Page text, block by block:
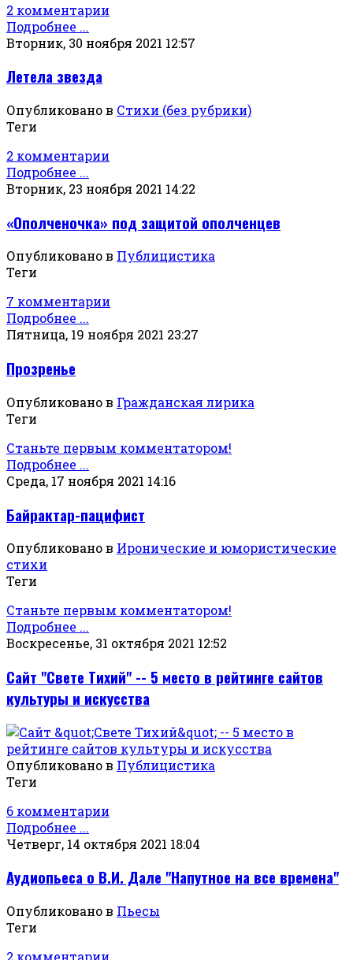
2 комментарии
Подробнее ...
Вторник, 30 ноября 2021 12:57
Летела звезда
Опубликовано в Стихи (без рубрики)
Теги
2 комментарии
Подробнее ...
Вторник, 23 ноября 2021 14:22
«Ополченочка» под защитой ополченцев
Опубликовано в Публицистика
Теги
7 комментарии
Подробнее ...
Пятница, 19 ноября 2021 23:27
Прозренье
Опубликовано в Гражданская лирика
Теги
Станьте первым комментатором!
Подробнее ...
Среда, 17 ноября 2021 14:16
Байрактар-пацифист
Опубликовано в Иронические и юмористические
стихи
Теги
Станьте первым комментатором!
Подробнее ...
Воскресенье, 31 октября 2021 12:52
Сайт "Свете Тихий" -- 5 место в рейтинге сайтов
культуры и искусства
Опубликовано в Публицистика
Теги
6 комментарии
Подробнее ...
Четверг, 14 октября 2021 18:04
Аудиопьеса о В.И. Дале "Напутное на все времена"
Опубликовано в Пьесы
Теги
2 комментарии